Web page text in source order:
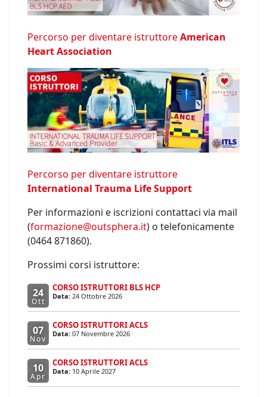
Percorso per diventare istruttoreAmerican
Heart Association
Percorso per diventare istruttore
International Trauma Life Support
Per informazioni e iscrizioni contattaci via mail
(formazione@outsphera.it) o telefonicamente
(0464 871860).
Prossimi corsi istruttore:
24
Ott
CORSO ISTRUTTORI BLS HCP
Data: 24 Ottobre 2026
07
Nov
CORSO ISTRUTTORI ACLS
Data: 07 Novembre 2026
10
Apr
CORSO ISTRUTTORI ACLS
Data: 10 Aprile 2027